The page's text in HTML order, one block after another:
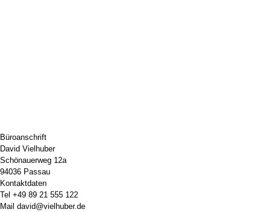
Büroanschrift
David Vielhuber
Schönauerweg 12a
94036 Passau
Kontaktdaten
Tel +49 89 21 555 122
Mail david@vielhuber.de